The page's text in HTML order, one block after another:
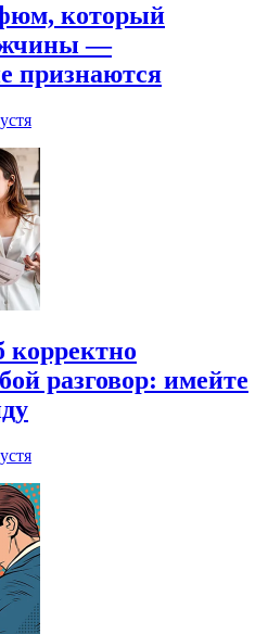
который
—
признаются
корректно
разговор: имейте